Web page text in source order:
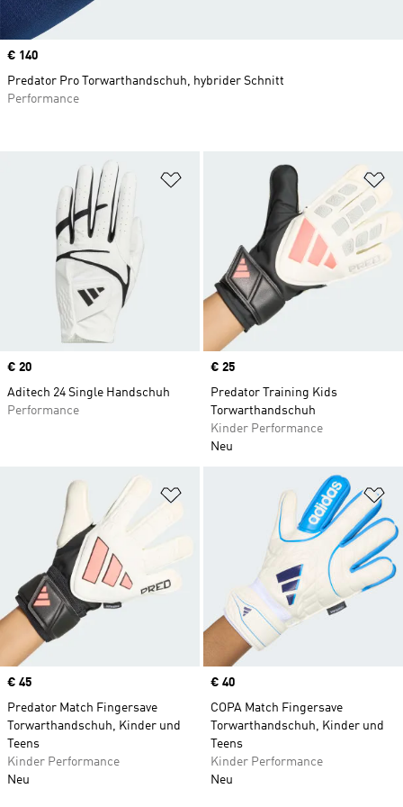
Zur Wunschliste hinzufügen
Price
€ 20
Aditech 24 Single Handschuh
Performance
Price
€ 25
Predator Training Kids
Torwarthandschuh
Kinder Performance
Neu
Zur Wunschliste hinzufügen
Price
€ 45
Predator Match Fingersave
Torwarthandschuh, Kinder und
Teens
Kinder Performance
Neu
Price
€ 40
COPA Match Fingersave
Torwarthandschuh, Kinder und
Teens
Kinder Performance
Neu
Price
€ 140
Predator Pro Torwarthandschuh, hybrider Schnitt
Performance